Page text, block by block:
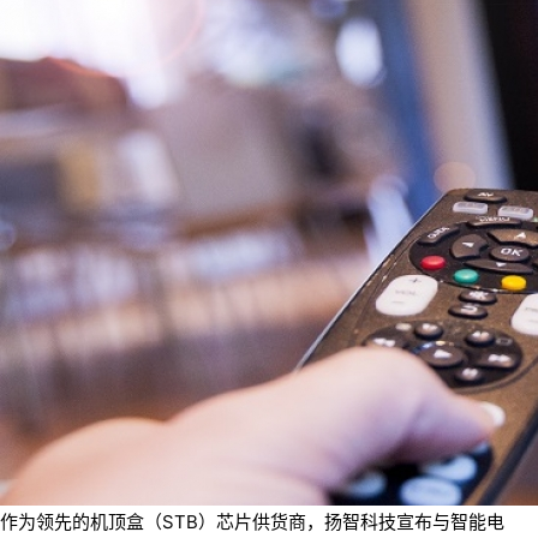
作为领先的机顶盒（STB）芯片供货商，扬智科技宣布与智能电